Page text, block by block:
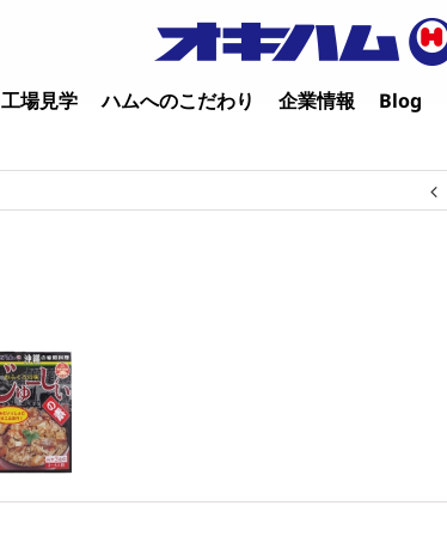
工場見学 ハムへのこだわり 企業情報 Blog